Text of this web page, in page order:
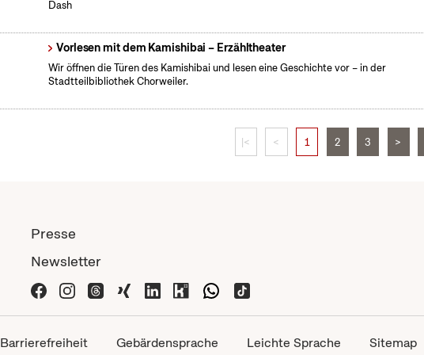
Dash
Vorlesen mit dem Kamishibai – Erzähltheater
Wir öffnen die Türen des Kamishibai und lesen eine Geschichte vor – in der
Stadtteilbibliothek Chorweiler.
|< < 1 2 3 >
Presse
Newsletter
Barrierefreiheit Gebärdensprache Leichte Sprache Sitemap